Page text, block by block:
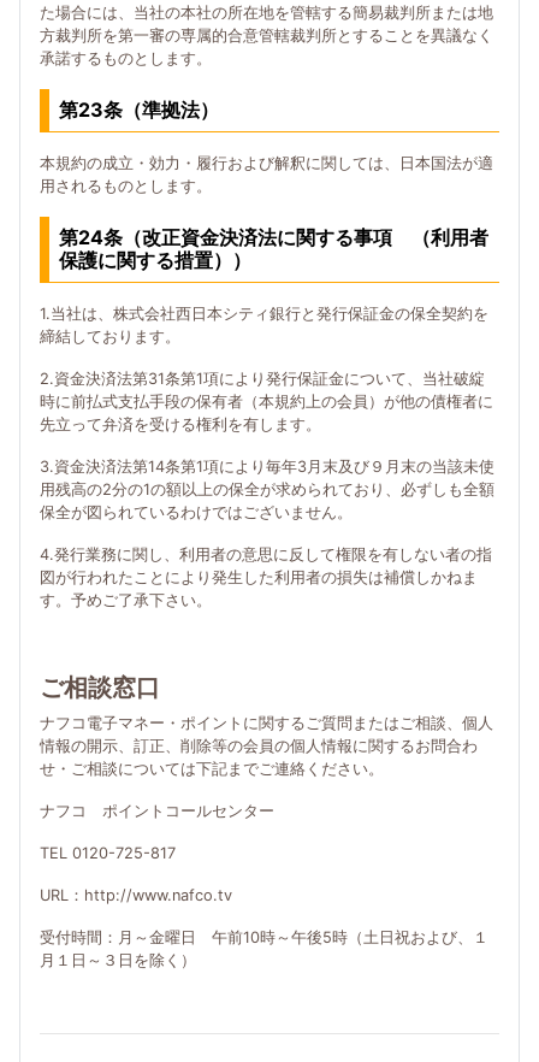
た場合には、当社の本社の所在地を管轄する簡易裁判所または地
方裁判所を第一審の専属的合意管轄裁判所とすることを異議なく
承諾するものとします。
第23条（準拠法）
本規約の成立・効力・履行および解釈に関しては、日本国法が適
用されるものとします。
第24条（改正資金決済法に関する事項 （利用者
保護に関する措置））
1.当社は、株式会社西日本シティ銀行と発行保証金の保全契約を
締結しております。
2.資金決済法第31条第1項により発行保証金について、当社破綻
時に前払式支払手段の保有者（本規約上の会員）が他の債権者に
先立って弁済を受ける権利を有します。
3.資金決済法第14条第1項により毎年3月末及び９月末の当該未使
用残高の2分の1の額以上の保全が求められており、必ずしも全額
保全が図られているわけではございません。
4.発行業務に関し、利用者の意思に反して権限を有しない者の指
図が行われたことにより発生した利用者の損失は補償しかねま
す。予めご了承下さい。
ご相談窓口
ナフコ電子マネー・ポイントに関するご質問またはご相談、個人
情報の開示、訂正、削除等の会員の個人情報に関するお問合わ
せ・ご相談については下記までご連絡ください。
ナフコ ポイントコールセンター
TEL 0120-725-817
URL：http://www.nafco.tv
受付時間：月～金曜日 午前10時～午後5時（土日祝および、１
月１日～３日を除く）